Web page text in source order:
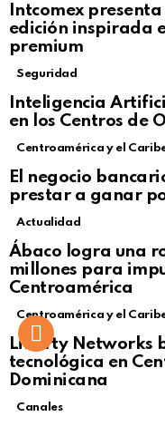
Intcomex
edición inspirada
premium
Seguridad
Inteligencia
en los Centros de
Centroamérica y el
El negocio
prestar a ganar
Actualidad
Ábaco logra una
millones para
Centroamérica
Centroamérica y el
Liberty Networks
tecnológica en
Dominicana
Canales